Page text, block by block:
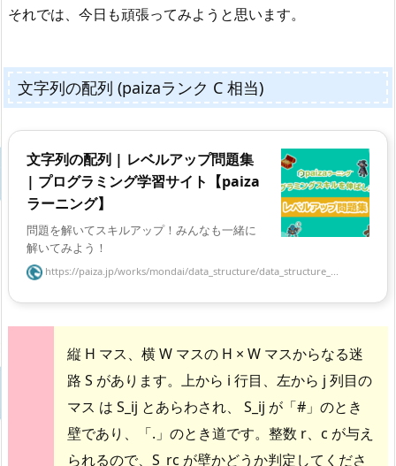
それでは、今日も頑張ってみようと思います。
文字列の配列 (paizaランク C 相当)
文字列の配列 | レベルアップ問題集
| プログラミング学習サイト【paiza
ラーニング】
問題を解いてスキルアップ！みんなも一緒に
解いてみよう！
https://paiza.jp/works/mondai/data_structure/data_structure_...
縦 H マス、横 W マスの H × W マスからなる迷
路 S があります。上から i 行目、左から j 列目の
マス は S_ij とあらわされ、 S_ij が「#」のとき
壁であり、「.」のとき道です。整数 r、c が与え
られるので、S_rc が壁かどうか判定してくださ